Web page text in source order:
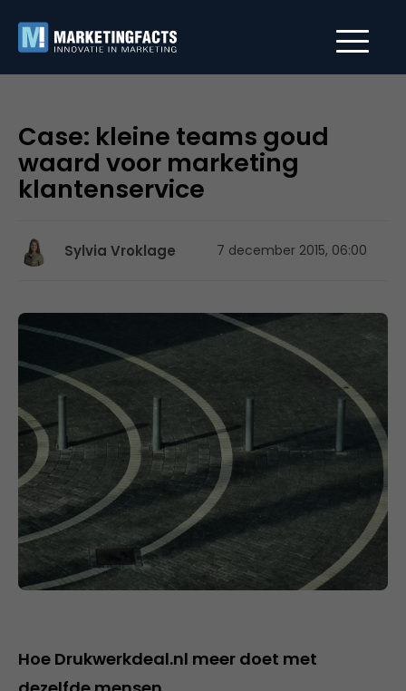
Case: kleine teams goud
waard voor marketing
klantenservice
Sylvia Vroklage 7 december 2015, 06:00
Hoe Drukwerkdeal.nl meer doet met